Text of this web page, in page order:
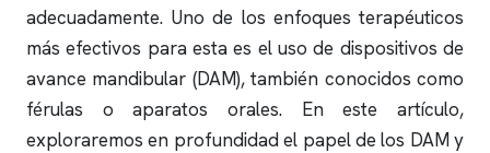
adecuadamente. Uno de los enfoques terapéuticos
más efectivos para esta es el uso de dispositivos de
avance mandibular (DAM), también conocidos como
férulas o aparatos orales. En este artículo,
exploraremos en profundidad el papel de los DAM y